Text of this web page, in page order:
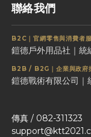
聯絡我們
B2C｜官網零售與消費者
鎧德戶外用品社｜
B2B / B2G｜企業與政府
鎧德戰術有限公司｜
傳真 / 082-311323